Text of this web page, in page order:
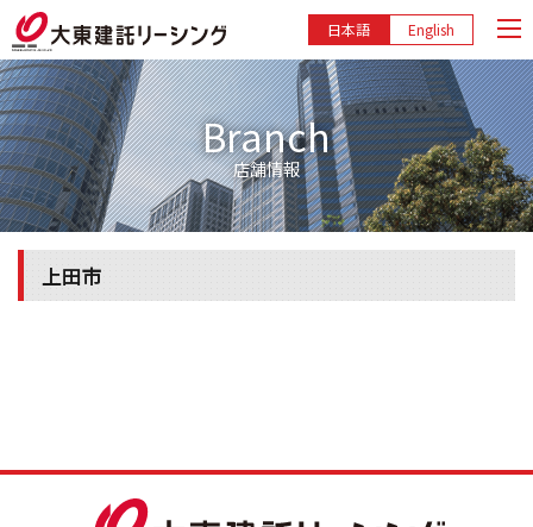
English
日本語
Branch
店舗情報
上田市